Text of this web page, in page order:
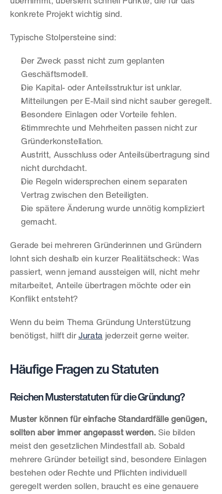
konkrete Projekt wichtig sind.
Typische Stolpersteine sind:
Der Zweck passt nicht zum geplanten
Geschäftsmodell.
Die Kapital- oder Anteilsstruktur ist unklar.
Mitteilungen per E-Mail sind nicht sauber geregelt.
Besondere Einlagen oder Vorteile fehlen.
Stimmrechte und Mehrheiten passen nicht zur
Gründerkonstellation.
Austritt, Ausschluss oder Anteilsübertragung sind
nicht durchdacht.
Die Regeln widersprechen einem separaten
Vertrag zwischen den Beteiligten.
Die spätere Änderung wurde unnötig kompliziert
gemacht.
Gerade bei mehreren Gründerinnen und Gründern
lohnt sich deshalb ein kurzer Realitätscheck: Was
passiert, wenn jemand aussteigen will, nicht mehr
mitarbeitet, Anteile übertragen möchte oder ein
Konflikt entsteht?
Wenn du beim Thema Gründung Unterstützung
benötigst, hilft dir Jurata jederzeit gerne weiter.
Häufige Fragen zu Statuten
Reichen Musterstatuten für die Gründung?
Muster können für einfache Standardfälle genügen,
sollten aber immer angepasst werden. Sie bilden
meist den gesetzlichen Mindestfall ab. Sobald
mehrere Gründer beteiligt sind, besondere Einlagen
bestehen oder Rechte und Pflichten individuell
geregelt werden sollen, braucht es eine genauere